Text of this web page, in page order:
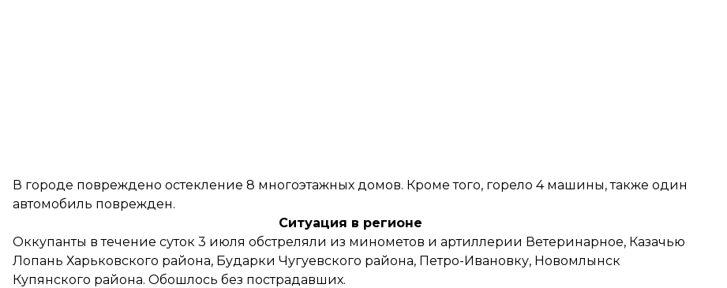
В городе повреждено остекление 8 многоэтажных домов. Кроме того, горело 4 машины, также один
автомобиль поврежден.
Ситуация в регионе
Оккупанты в течение суток 3 июля обстреляли из минометов и артиллерии Ветеринарное, Казачью
Лопань Харьковского района, Бударки Чугуевского района, Петро-Ивановку, Новомлынск
Купянского района. Обошлось без пострадавших.